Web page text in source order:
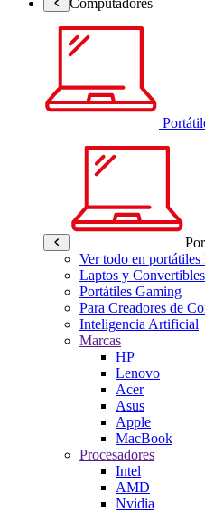
Ver todo en portátiles
Laptos y
Portátiles Gaming
Para Creadores de
Inteligencia Artificial
Marcas
HP
Lenovo
Acer
Asus
Apple
MacBook
Procesadores
Intel
AMD
Nvidia